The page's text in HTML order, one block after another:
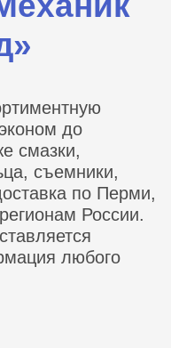
до
смазки,
съемники,
по Перми,
России.
любого